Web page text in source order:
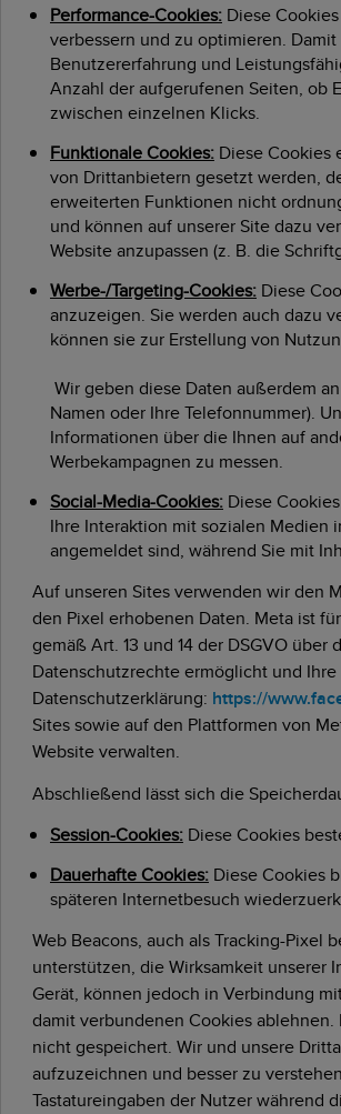
Performance-Cookies: Diese
verbessern und zu optimieren.
Benutzererfahrung und
Anzahl der aufgerufenen Seiten, ob
zwischen einzelnen Klicks.
Funktionale Cookies: Diese Cookies
von Drittanbietern gesetzt werden,
erweiterten Funktionen nicht
und können auf unserer Site dazu
Website anzupassen (z. B. die
Werbe-/Targeting-Cookies: Diese
anzuzeigen. Sie werden auch dazu
können sie zur Erstellung von
Wir geben diese Daten außerdem
Namen oder Ihre Telefonnummer).
Informationen über die Ihnen auf
Werbekampagnen zu messen.
Social-Media-Cookies: Diese
Ihre Interaktion mit sozialen Medien
angemeldet sind, während Sie mit
Auf unseren Sites verwenden wir den
den Pixel erhobenen Daten. Meta ist
gemäß Art. 13 und 14 der DSGVO
Datenschutzrechte ermöglicht und
Datenschutzerklärung: https://
Sites sowie auf den Plattformen von
Website verwalten.
Abschließend lässt sich die
Session-Cookies: Diese Cookies
Dauerhafte Cookies: Diese Cookies
späteren Internetbesuch
Web Beacons, auch als Tracking-
unterstützen, die Wirksamkeit unserer
Gerät, können jedoch in Verbindung
damit verbundenen Cookies
nicht gespeichert. Wir und unsere
aufzuzeichnen und besser zu
Tastatureingaben der Nutzer während